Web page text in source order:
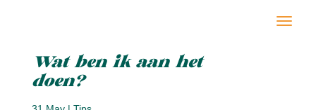
Wat ben ik aan het
doen?